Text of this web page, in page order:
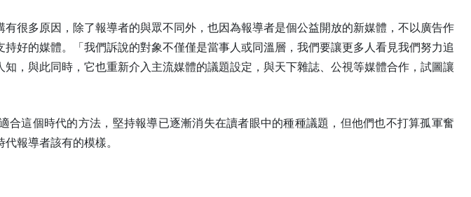
很多原因，除了報導者的與眾不同外，也因為報導者是個公益開放的新媒體，不以廣告作
好的媒體。「我們訴說的對象不僅僅是當事人或同溫層，我們要讓更多人看見我們努力追
，與此同時，它也重新介入主流媒體的議題設定，與天下雜誌、公視等媒體合作，試圖讓
合這個時代的方法，堅持報導已逐漸消失在讀者眼中的種種議題，但他們也不打算孤軍奮
報導者該有的模樣。